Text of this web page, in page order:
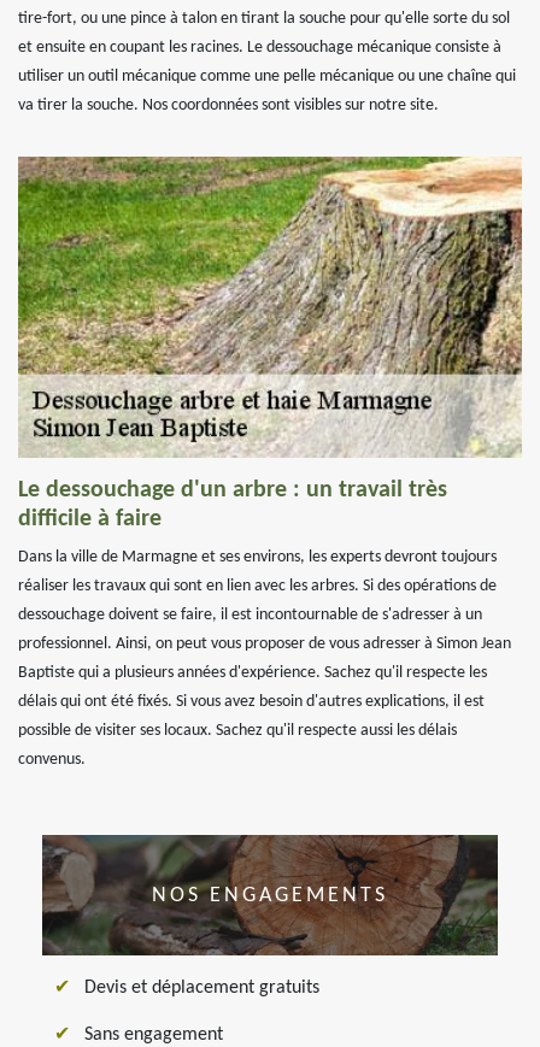
tire-fort, ou une pince à talon en tirant la souche pour qu'elle sorte du sol
et ensuite en coupant les racines. Le dessouchage mécanique consiste à
utiliser un outil mécanique comme une pelle mécanique ou une chaîne qui
va tirer la souche. Nos coordonnées sont visibles sur notre site.
Le dessouchage d'un arbre : un travail très
difficile à faire
Dans la ville de Marmagne et ses environs, les experts devront toujours
réaliser les travaux qui sont en lien avec les arbres. Si des opérations de
dessouchage doivent se faire, il est incontournable de s'adresser à un
professionnel. Ainsi, on peut vous proposer de vous adresser à Simon Jean
Baptiste qui a plusieurs années d'expérience. Sachez qu'il respecte les
délais qui ont été fixés. Si vous avez besoin d'autres explications, il est
possible de visiter ses locaux. Sachez qu'il respecte aussi les délais
convenus.
NOS ENGAGEMENTS
Devis et déplacement gratuits
Sans engagement